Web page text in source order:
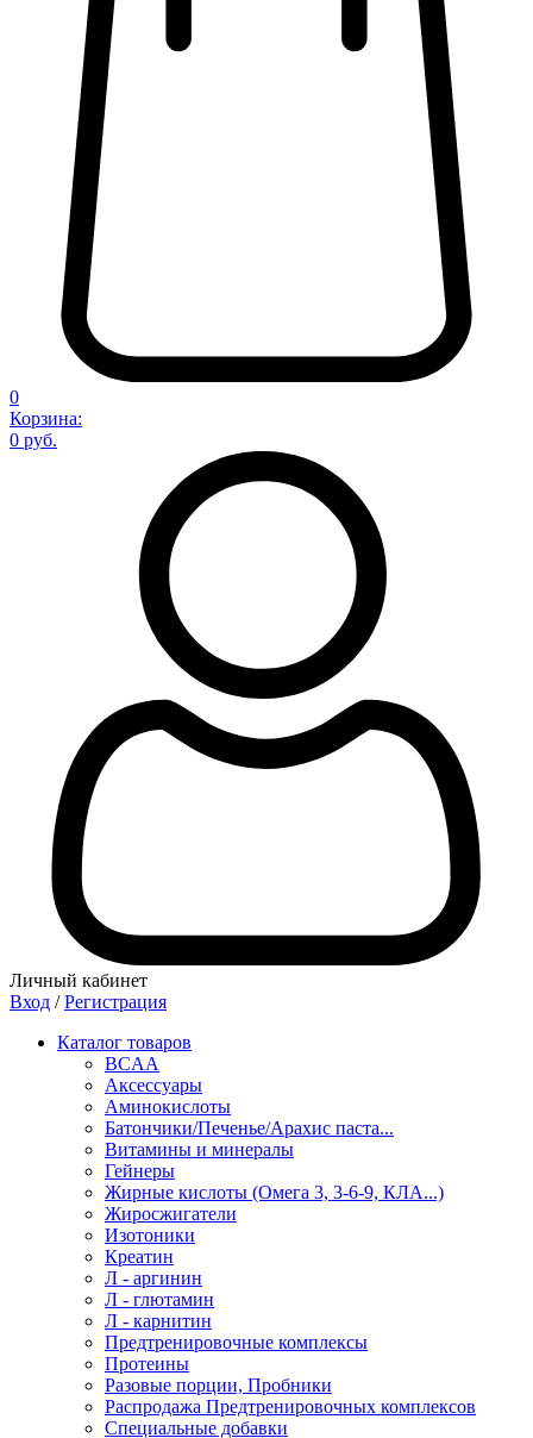
0
Корзина:
0 руб.
Личный кабинет
Вход / Регистрация
Каталог товаров
BCAA
Аксессуары
Аминокислоты
Батончики/Печенье/Арахис паста...
Витамины и минералы
Гейнеры
Жирные кислоты (Омега 3, 3-6-9, КЛА...)
Жиросжигатели
Изотоники
Креатин
Л - аргинин
Л - глютамин
Л - карнитин
Предтренировочные комплексы
Протеины
Разовые порции, Пробники
Распродажа Предтренировочных комплексов
Специальные добавки